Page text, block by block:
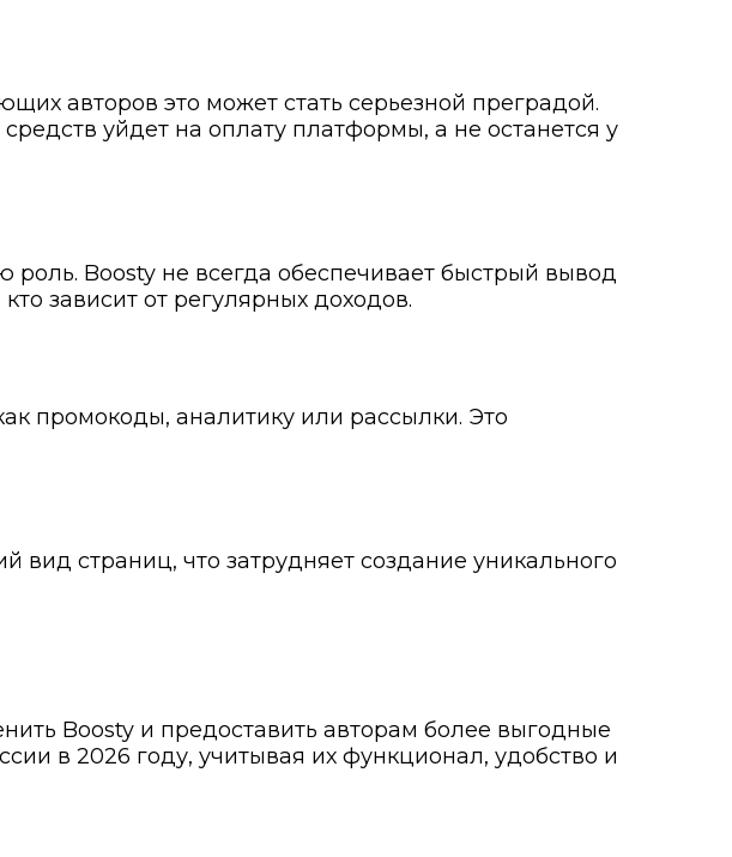
авторов это может стать серьезной преградой.
уйдет на оплату платформы, а не останется у
роль. Boosty не всегда обеспечивает быстрый вывод
зависит от регулярных доходов.
промокоды, аналитику или рассылки. Это
страниц, что затрудняет создание уникального
Boosty и предоставить авторам более выгодные
в 2026 году, учитывая их функционал, удобство и